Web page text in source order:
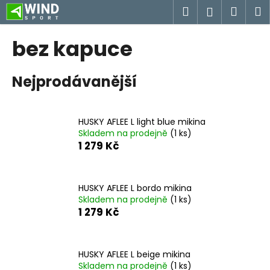
Přejít
na
obsah
Hledat
bez kapuce
Nejprodávanější
HUSKY AFLEE L light blue mikina
Skladem na prodejně (1 ks)
1 279 Kč
HUSKY AFLEE L bordo mikina
Skladem na prodejně (1 ks)
1 279 Kč
HUSKY AFLEE L beige mikina
Skladem na prodejně (1 ks)
K
o
o